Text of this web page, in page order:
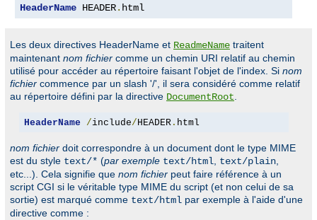
HeaderName HEADER. html
Les deux directives HeaderName et ReadmeName traitent
maintenant nom fichier comme un chemin URI relatif au chemin
utilisé pour accéder au répertoire faisant l'objet de l'index. Si nom
fichier commence par un slash '/', il sera considéré comme relatif
au répertoire défini par la directive DocumentRoot
HeaderName /include/HEADER. html
nom fichier doit correspondre à un document dont le type MIME
est du style text/* (par exemple text/html text/plain
etc...). Cela signifie que nom fichier peut faire référence à un
script CGI si le véritable type MIME du script (et non celui de sa
sortie) est marqué comme text/html par exemple à l'aide d'une
directive comme :